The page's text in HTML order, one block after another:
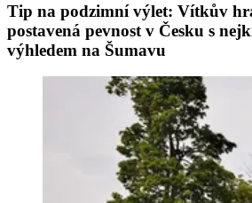
Tip na podzimní výlet: Vítkův
postavená pevnost v Česku s
výhledem na Šumavu